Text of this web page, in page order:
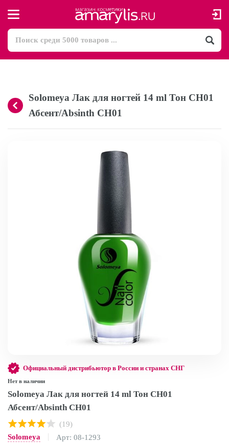
Solomeya Лак для ногтей 14 ml Тон CH01
Абсент/Absinth CH01
Официальный дистрибьютор в России и странах СНГ
Нет в наличии
Solomeya Лак для ногтей 14 ml Тон CH01
Абсент/Absinth CH01
(19)
Solomeya
Арт: 08-1293